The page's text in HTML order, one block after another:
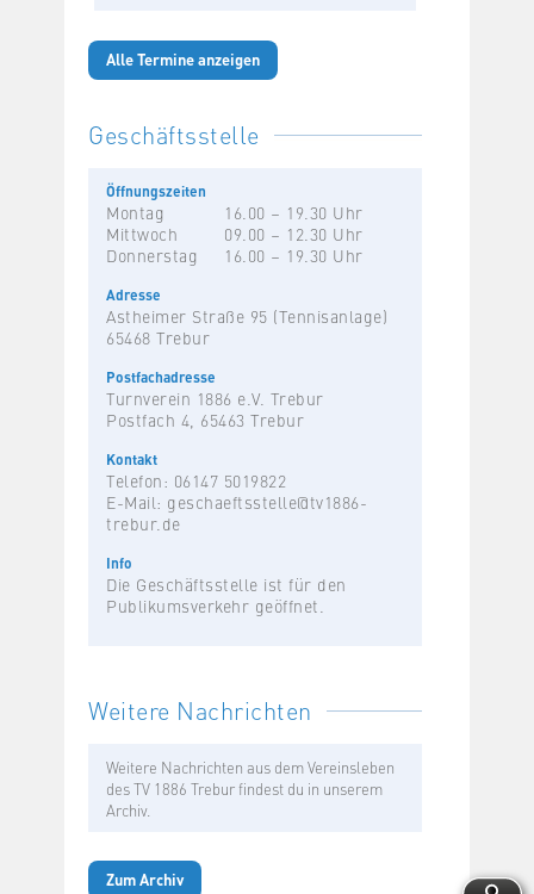
Alle Termine anzeigen
Geschäftsstelle
Öffnungszeiten
Montag
16.00 – 19.30 Uhr
Mittwoch
09.00 – 12.30 Uhr
Donnerstag
16.00 – 19.30 Uhr
Adresse
Astheimer Straße 95 (Tennisanlage)
65468 Trebur
Postfachadresse
Turnverein 1886 e.V. Trebur
Postfach 4, 65463 Trebur
Kontakt
Telefon: 06147 5019822
E-Mail: geschaeftsstelle@tv1886-
trebur.de
Info
Die Geschäftsstelle ist für den
Publikumsverkehr geöffnet.
Weitere Nachrichten
Weitere Nachrichten aus dem Vereinsleben
des TV 1886 Trebur findest du in unserem
Archiv.
Zum Archiv